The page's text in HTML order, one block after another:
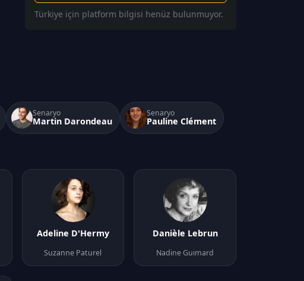
Türkiye için platform bilgisi henüz bulunmuyor.
Senaryo
Martin Darondeau
Senaryo
Pauline Clément
Adeline D'Hermy
Suzanne Paturel
Danièle Lebrun
Nadine Guimard